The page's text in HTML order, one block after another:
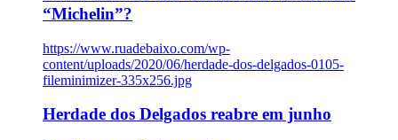
“Michelin”?
https://www.ruadebaixo.com/wp-
content/uploads/2020/06/herdade-dos-delgados-0105-
fileminimizer-335x256.jpg
Herdade dos Delgados reabre em junho